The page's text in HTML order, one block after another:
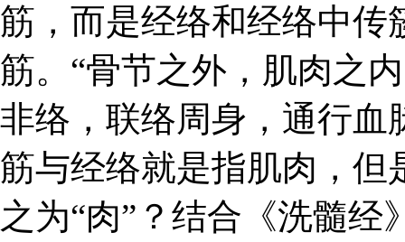
筋，而是经络和经络中传
筋。“骨节之外，肌肉之
非络，联络周身，通行血
筋与经络就是指肌肉，但
之为“肉”？结合《洗髓